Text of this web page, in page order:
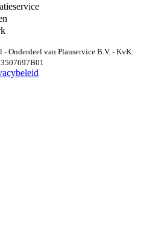
Onderdeel van Planservice B.V. - KvK: